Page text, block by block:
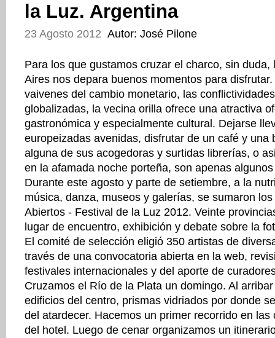
la Luz. Argentina
23 Agosto 2012 Autor: José Pilone
Para los que gustamos cruzar el charco, sin duda,
Aires nos depara buenos momentos para
vaivenes del cambio monetario, las
globalizadas, la vecina orilla ofrece una atractiva
gastronómica y especialmente cultural. Dejarse
europeizadas avenidas, disfrutar de un café y una
alguna de sus acogedoras y surtidas librerías, o
en la afamada noche porteña, son apenas
Durante este agosto y parte de setiembre, a la
música, danza, museos y galerías, se sumaron
Abiertos - Festival de la Luz 2012. Veinte
lugar de encuentro, exhibición y debate sobre la
El comité de selección eligió 350 artistas de
través de una convocatoria abierta en la web,
festivales internacionales y del aporte de
Cruzamos el Río de la Plata un domingo. Al
edificios del centro, prismas vidriados por donde
del atardecer. Hacemos un primer recorrido en las
del hotel. Luego de cenar organizamos un